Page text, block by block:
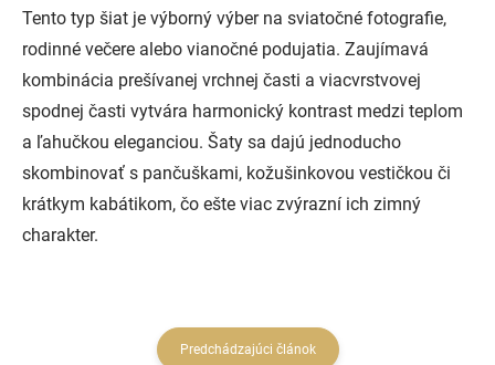
Tento typ šiat je výborný výber na sviatočné fotografie,
rodinné večere alebo vianočné podujatia. Zaujímavá
kombinácia prešívanej vrchnej časti a viacvrstvovej
spodnej časti vytvára harmonický kontrast medzi teplom
a ľahučkou eleganciou. Šaty sa dajú jednoducho
skombinovať s pančuškami, kožušinkovou vestičkou či
krátkym kabátikom, čo ešte viac zvýrazní ich zimný
charakter.
Predchádzajúci článok